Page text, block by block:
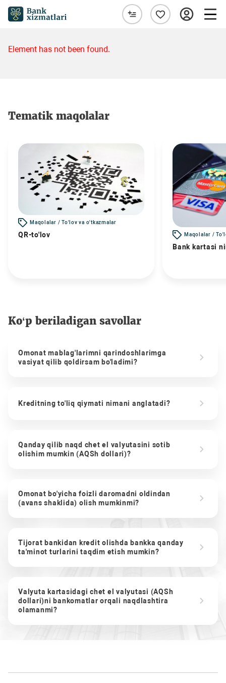
Element has not been found.
Tematik maqolalar
Maqolalar / To'lov va o'tkazmalar
QR-to'lov Maqolalar /
Bank kartasi
Ko‘p beriladigan savollar
Omonat mablag'larimni qarindoshlarimga
vasiyat qilib qoldirsam bo'ladimi?
Kreditning to'liq qiymati nimani anglatadi?
Qanday qilib naqd chet el valyutasini sotib
olishim mumkin (AQSh dollari)?
Omonat bo'yicha foizli daromadni oldindan
(avans shaklida) olish mumkinmi?
Tijorat bankidan kredit olishda bankka qanday
ta'minot turlarini taqdim etish mumkin?
Valyuta kartasidagi chet el valyutasi (AQSh
dollari)ni bankomatlar orqali naqdlashtira
olamanmi?